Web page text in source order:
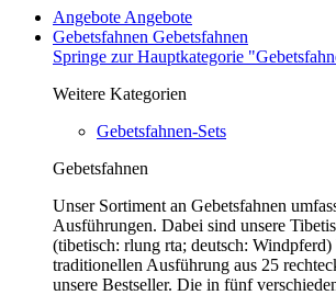
Angebote Angebote
Gebetsfahnen Gebetsfahnen
Springe zur Hauptkategorie
Weitere Kategorien
Gebetsfahnen-Sets
Gebetsfahnen
Unser Sortiment an Gebetsfahnen
Ausführungen. Dabei sind unsere
(tibetisch: rlung rta; deutsch: Windpferd)
traditionellen Ausführung aus 25
unsere Bestseller. Die in fünf